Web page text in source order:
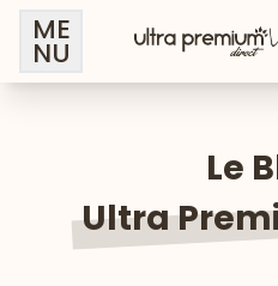
ME
NU
Le
Ultra